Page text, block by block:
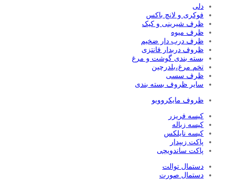
دلی
فوکری و لانچ باکس
ظرف شیرینی و کیک
ظرف میوه
ظرف درب دار ضخیم
ظروف دربدار فانتزی
بسته بندی گوشت و مرغ
تخم مرغ،بلدرچین
ظرف سسی
سایر ظروف بسته بندی
ظروف مایکروویو
کیسه فریزر
کیسه زباله
کیسه نایلکس
پاکت زیپدار
پاکت ساندویچی
دستمال توالت
دستمال صورت